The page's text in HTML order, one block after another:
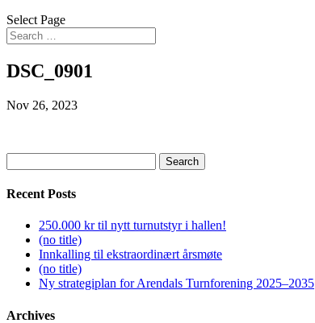
Select Page
DSC_0901
Nov 26, 2023
for:
Recent Posts
250.000 kr til nytt turnutstyr i hallen!
(no title)
Innkalling til ekstraordinært årsmøte
(no title)
Ny strategiplan for Arendals Turnforening 2025–2035
Archives